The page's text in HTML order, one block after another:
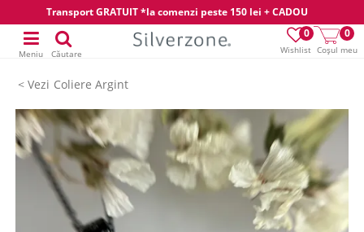
Transport GRATUIT *la comenzi peste 150 lei + CADOU
Wishlist
0
Coșul meu
0
Meniu Căutare
Coliere Argint